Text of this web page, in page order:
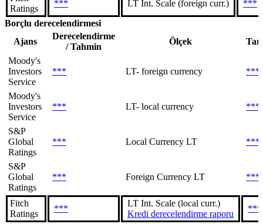
Ratings
*** LT Int. Scale (foreign curr.)
***
Borçlu derecelendirmesi
Ajans
Derecelendirme
/ Tahmin
Ölçek
Moody's
Investors
Service
*** LT- foreign currency ***
Moody's
Investors
Service
*** LT- local currency ***
S&P
Global
Ratings
*** Local Currency LT ***
S&P
Global
Ratings
*** Foreign Currency LT ***
Fitch
Ratings
***
LT Int. Scale (local curr.)
Kredi derecelendirme raporu
***